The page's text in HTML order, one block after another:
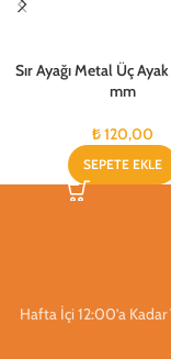
Sır Ayağı Metal Üç
mm
₺120,00
SEPETE EKLE
Hafta İçi 12:00’a